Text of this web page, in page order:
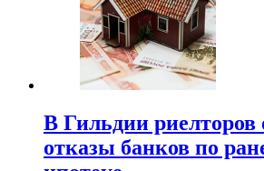
В Гильдии риелторов
отказы банков по